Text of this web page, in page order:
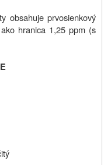
obsahuje prvosienkový
hranica 1,25 ppm (s